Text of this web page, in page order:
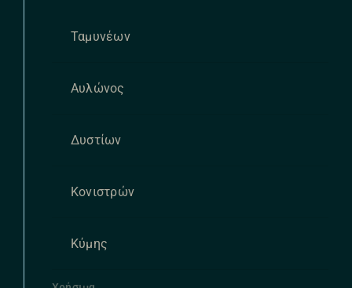
Ταμυνέων
Αυλώνος
Δυστίων
Κονιστρών
Κύμης